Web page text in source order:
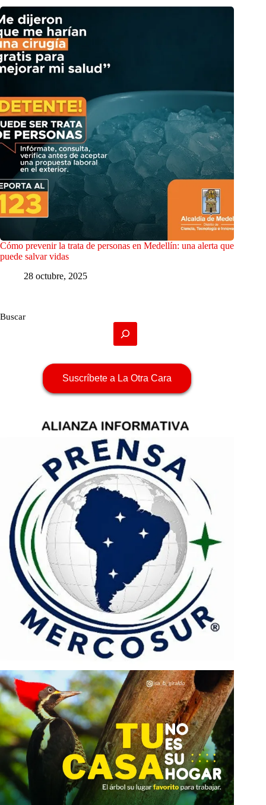
Cómo prevenir la trata de personas en Medellín: una alerta que
puede salvar vidas
28 octubre, 2025
Buscar
Suscríbete a La Otra Cara